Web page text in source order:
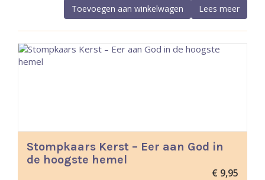
Lees meer
Toevoegen aan winkelwagen
Stompkaars Kerst – Eer aan God in
de hoogste hemel
€ 9,95